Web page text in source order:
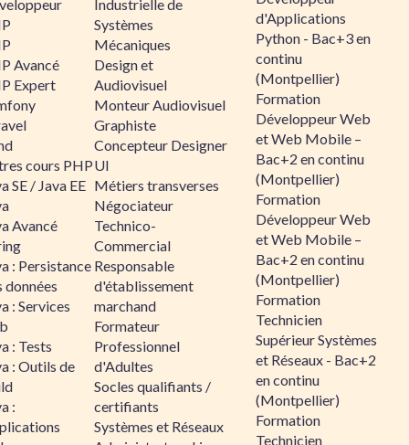
Avancé
Expert
cours PHP
SE / Java EE
Avancé
: Persistance
données
: Services
: Tests
: Outils de
:
Industrielle de
Systèmes
Mécaniques
Design et
Audiovisuel
Monteur Audiovisuel
Graphiste
Concepteur Designer
UI
Métiers transverses
Négociateur
Technico-
Commercial
Responsable
d'établissement
marchand
Formateur
Professionnel
d'Adultes
Socles qualifiants /
certifiants
Systèmes et Réseaux
d'Applications
Python - Bac+3 en
continu
(Montpellier)
Formation
Développeur Web
et Web Mobile –
Bac+2 en continu
(Montpellier)
Formation
Développeur Web
et Web Mobile –
Bac+2 en continu
(Montpellier)
Formation
Technicien
Supérieur Systèmes
et Réseaux - Bac+2
en continu
(Montpellier)
Formation
Technicien